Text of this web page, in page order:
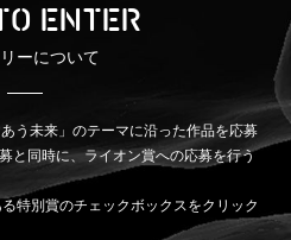
ENTER
ーについて
う未来」のテーマに沿った作品を応募
と同時に、ライオン賞への応募を行う
特別賞のチェックボックスをクリック